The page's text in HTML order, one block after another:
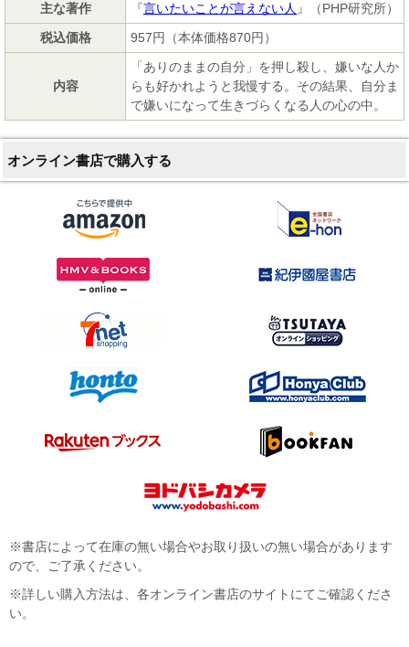
主な著作
『言いたいことが言えない人 』（PHP研究所）
税込価格
957円（本体価格870円）
内容
「ありのままの自分」を押し殺し、嫌いな人か
らも好かれようと我慢する。その結果、自分ま
で嫌いになって生きづらくなる人の心の中。
オンライン書店で購入する
※書店によって在庫の無い場合やお取り扱いの無い場合があります
ので、ご了承ください。
※詳しい購入方法は、各オンライン書店のサイトにてご確認くださ
い。